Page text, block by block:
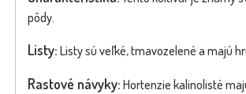
pôdy.
Listy: Listy sú veľké, tmavozelené a majú
Rastové návyky: Hortenzie kalinolisté